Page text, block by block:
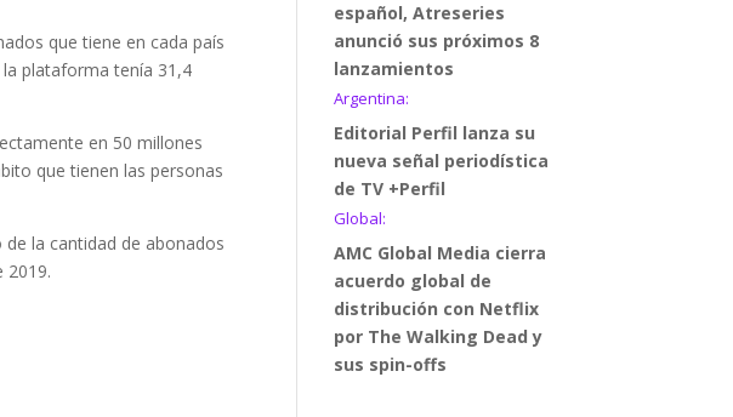
que tiene en cada país
plataforma tenía 31,4
en 50 millones
que tienen las personas
la cantidad de abonados
2019.
español, Atreseries
anunció sus próximos 8
lanzamientos
Argentina:
Editorial Perfil lanza su
nueva señal periodística
de TV +Perfil
Global:
AMC Global Media cierra
acuerdo global de
distribución con Netflix
por The Walking Dead y
sus spin-offs